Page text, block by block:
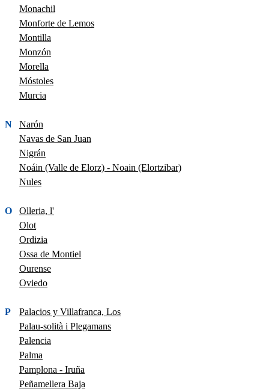
Monachil
Monforte de Lemos
Montilla
Monzón
Morella
Móstoles
Murcia
N
Narón
Navas de San Juan
Nigrán
Noáin (Valle de Elorz) - Noain (Elortzibar)
Nules
O
Olleria, l'
Olot
Ordizia
Ossa de Montiel
Ourense
Oviedo
P
Palacios y Villafranca, Los
Palau-solità i Plegamans
Palencia
Palma
Pamplona - Iruña
Peñamellera Baja